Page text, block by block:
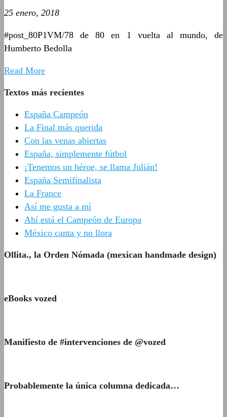
25 enero, 2018
#post_80P1VM/78 de 80 en 1 vuelta al mundo, de
Humberto Bedolla
Read More
Textos más recientes
España Campeón
La Final más querida
Con las venas abiertas
España, simplemente fútbol
¡Tenemos un héroe, se llama Julián!
España Semifinalista
La France
Así me gusta a mí
Ahí está el Campeón de Europa
México canta y no llora
Ollita., la Orden Nómada (mexican handmade design)
eBooks vozed
Manifiesto de #intervenciones de @vozed
Probablemente la única columna dedicada…